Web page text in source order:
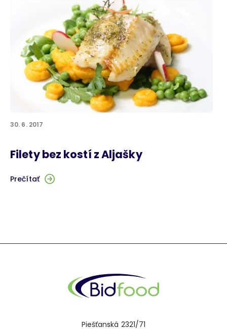
30. 6. 2017
Filety bez kostí z Aljašky
Prečítať
Piešťanská 2321/71